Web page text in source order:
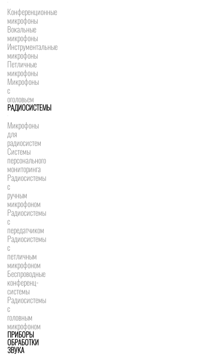
Конференционные
микрофоны
Вокальные
микрофоны
Инструментальные
микрофоны
Петличные
микрофоны
Микрофоны
с
оголовьем
РАДИОСИСТЕМЫ
Микрофоны
для
радиосистем
Системы
персонального
мониторинга
Радиосистемы
c
ручным
микрофоном
Радиосистемы
с
передатчиком
Радиосистемы
с
петличным
микрофоном
Беспроводные
конференц-
системы
Радиосистемы
с
головным
микрофоном
ПРИБОРЫ
ОБРАБОТКИ
ЗВУКА